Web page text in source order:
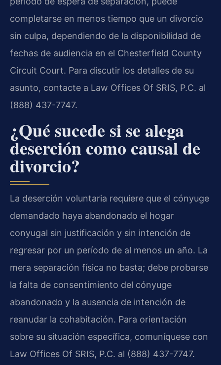
completarse en menos tiempo que un divorcio
sin culpa, dependiendo de la disponibilidad de
fechas de audiencia en el Chesterfield County
Circuit Court. Para discutir los detalles de su
asunto, contacte a Law Offices Of SRIS, P.C. al
(888) 437-7747.
¿Qué sucede si se alega
deserción como causal de
divorcio?
La deserción voluntaria requiere que el cónyuge
demandado haya abandonado el hogar
conyugal sin justificación y sin intención de
regresar por un período de al menos un año. La
mera separación física no basta; debe probarse
la falta de consentimiento del cónyuge
abandonado y la ausencia de intención de
reanudar la cohabitación. Para orientación
sobre su situación específica, comuníquese con
Law Offices Of SRIS, P.C. al (888) 437-7747.